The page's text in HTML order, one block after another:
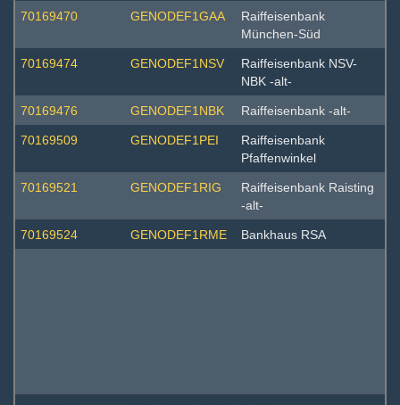
70169470 GENODEF1GAA
Raiffeisenbank
München-Süd
70169474 GENODEF1NSV
Raiffeisenbank NSV-
NBK -alt-
70169476 GENODEF1NBK Raiffeisenbank -alt-
70169509 GENODEF1PEI
Raiffeisenbank
Pfaffenwinkel
70169521 GENODEF1RIG
Raiffeisenbank Raisting
-alt-
70169524 GENODEF1RME Bankhaus RSA